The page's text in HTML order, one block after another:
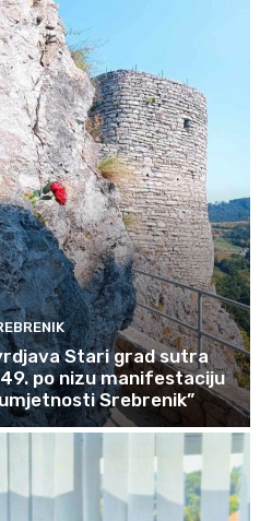
Stari grad sutra
po nizu manifestaciju
Srebrenik”